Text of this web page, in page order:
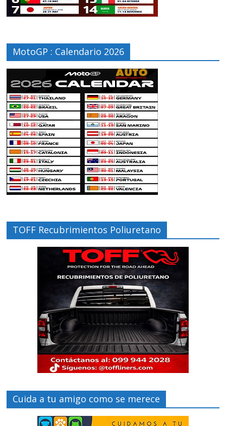
MotoGP : Calendario 2026
TOFF Recubrimientos Poliuretano
Cuida a tu amigo como se merece